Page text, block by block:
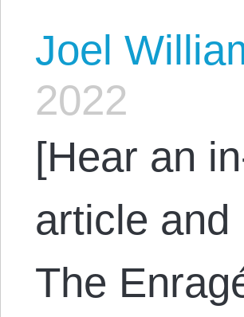
Joel
2022
[Hear an
article
The